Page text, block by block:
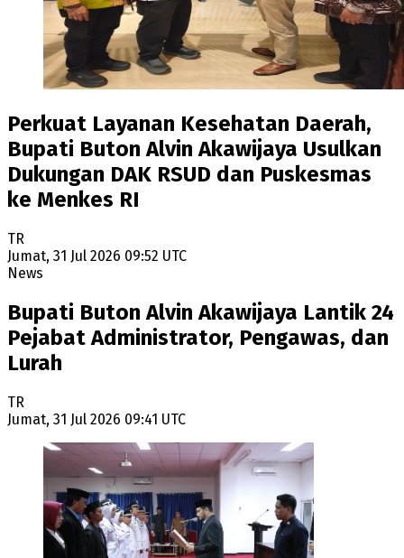
Perkuat Layanan Kesehatan Daerah,
Bupati Buton Alvin Akawijaya Usulkan
Dukungan DAK RSUD dan Puskesmas
ke Menkes RI
TR
Jumat, 31 Jul 2026 09:52 UTC
News
Bupati Buton Alvin Akawijaya Lantik 24
Pejabat Administrator, Pengawas, dan
Lurah
TR
Jumat, 31 Jul 2026 09:41 UTC